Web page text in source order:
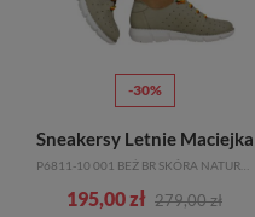
-30%
Sneakersy Letnie Maciejka
P6811-10 001 BEŻ BR SKÓRA NATURALNA
195,00 zł 279,00 zł